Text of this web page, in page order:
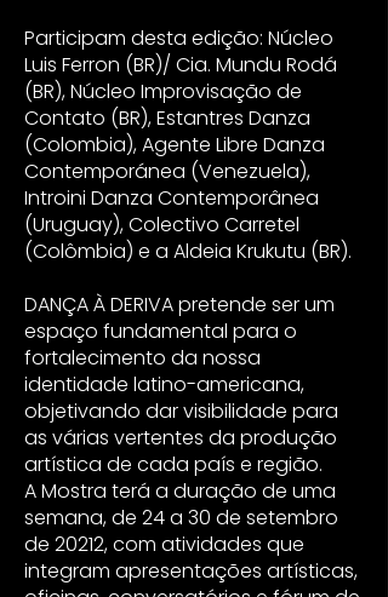
Participam desta edição: Núcleo
Luis Ferron (BR)/ Cia. Mundu Rodá
(BR), Núcleo Improvisação de
Contato (BR), Estantres Danza
(Colombia), Agente Libre Danza
Contemporánea (Venezuela),
Introini Danza Contemporânea
(Uruguay), Colectivo Carretel
(Colômbia) e a Aldeia Krukutu (BR).
DANÇA À DERIVA pretende ser um
espaço fundamental para o
fortalecimento da nossa
identidade latino-americana,
objetivando dar visibilidade para
as várias vertentes da produção
artística de cada país e região.
A Mostra terá a duração de uma
semana, de 24 a 30 de setembro
de 20212, com atividades que
integram apresentações artísticas,